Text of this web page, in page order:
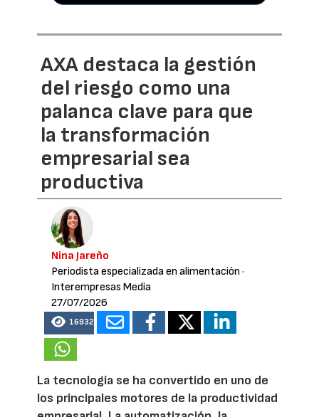
AXA destaca la gestión
del riesgo como una
palanca clave para que
la transformación
empresarial sea
productiva
Nina Jareño
Periodista especializada en alimentación ·
Interempresas Media
27/07/2026
16932
La tecnología se ha convertido en uno de
los principales motores de la productividad